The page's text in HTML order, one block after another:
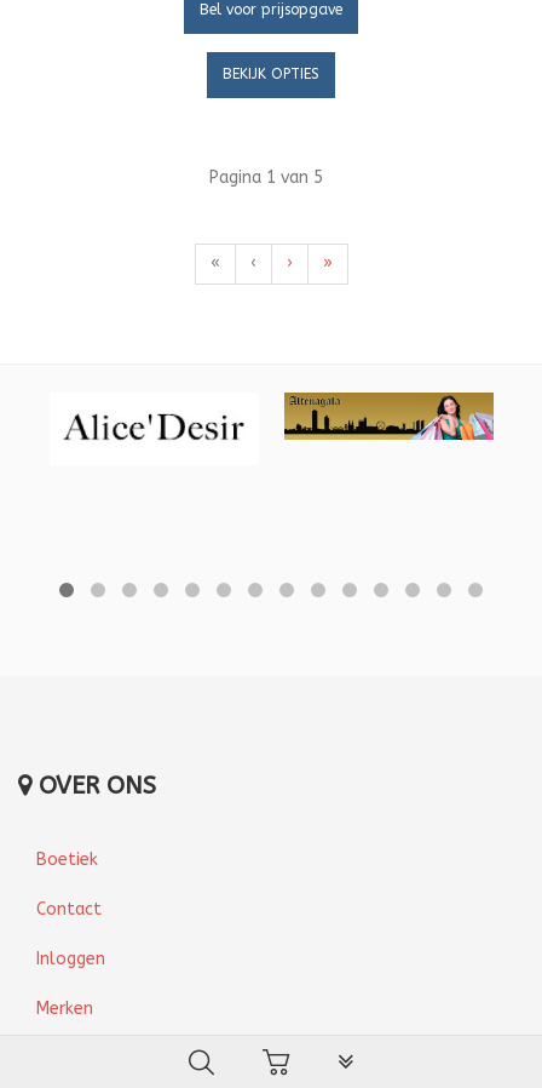
Bel voor prijsopgave
BEKIJK OPTIES
Pagina 1 van 5
« ‹ › »
OVER ONS
Boetiek
Contact
Inloggen
Merken